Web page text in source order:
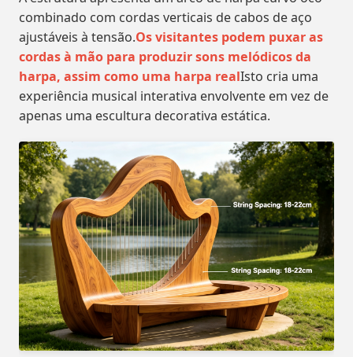
combinado com cordas verticais de cabos de aço
ajustáveis à tensão.Os visitantes podem puxar as
cordas à mão para produzir sons melódicos da
harpa, assim como uma harpa realIsto cria uma
experiência musical interativa envolvente em vez de
apenas uma escultura decorativa estática.